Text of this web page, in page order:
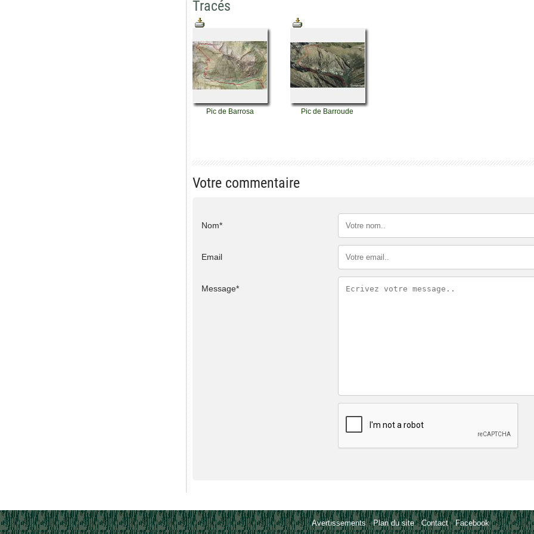
Tracés
Pic de Barrosa Pic de Barroude
Votre commentaire
Nom*
Email
Message*
Avertissements-Plan du site-Contact-Facebook